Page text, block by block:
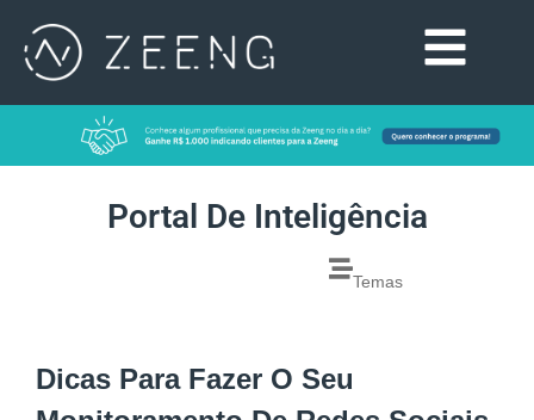
Portal De Inteligência
Temas
Dicas Para Fazer O Seu